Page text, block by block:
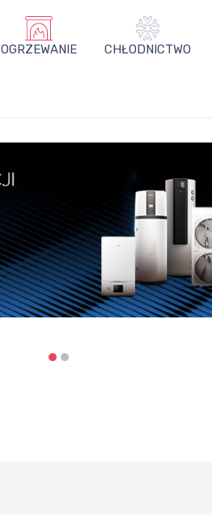
OGRZEWANIE CHŁODNICTWO